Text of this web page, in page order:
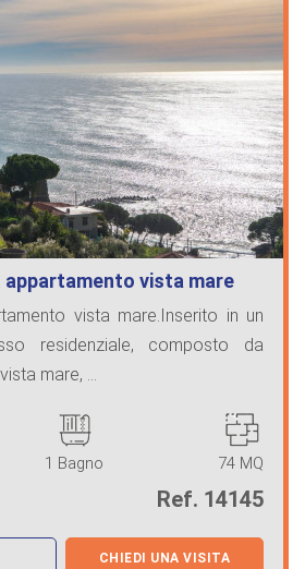
vista mare
vista mare.Inserito in un
residenziale, composto da
mare, ...
1 Bagno 74 MQ
Ref. 14145
CHIEDI UNA VISITA